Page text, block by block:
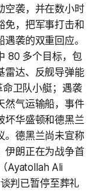
空袭，并在数小时
免，把军事打击和
袭的双重回应。
80 多个目标，包
雷达、反舰导弹能
卫队小艇；遇袭
然气运输船，事件
坏华盛顿和德黑兰
。德黑兰尚未宣称
伊朗正在为战争首
Ayatollah Ali
判已暂停至葬礼